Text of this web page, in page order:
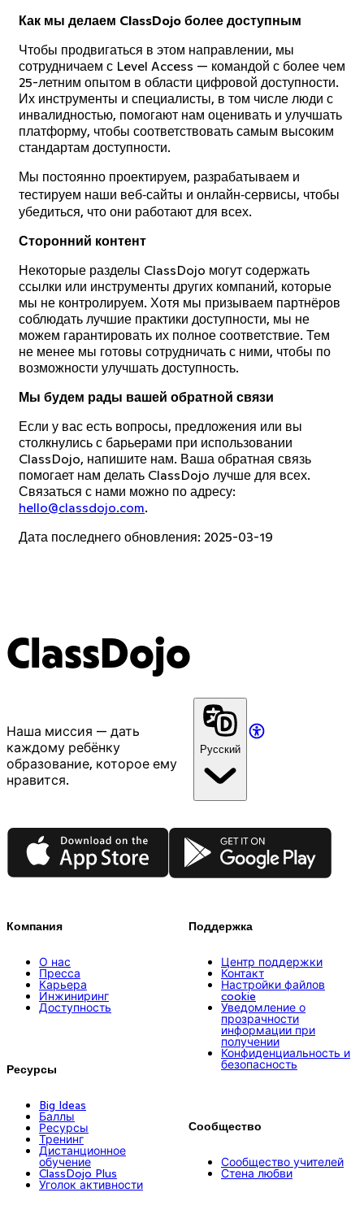
Как мы делаем ClassDojo более доступным
Чтобы продвигаться в этом направлении, мы
сотрудничаем с Level Access — командой с более чем
25-летним опытом в области цифровой доступности.
Их инструменты и специалисты, в том числе люди с
инвалидностью, помогают нам оценивать и улучшать
платформу, чтобы соответствовать самым высоким
стандартам доступности.
Мы постоянно проектируем, разрабатываем и
тестируем наши веб‑сайты и онлайн‑сервисы, чтобы
убедиться, что они работают для всех.
Сторонний контент
Некоторые разделы ClassDojo могут содержать
ссылки или инструменты других компаний, которые
мы не контролируем. Хотя мы призываем партнёров
соблюдать лучшие практики доступности, мы не
можем гарантировать их полное соответствие. Тем
не менее мы готовы сотрудничать с ними, чтобы по
возможности улучшать доступность.
Мы будем рады вашей обратной связи
Если у вас есть вопросы, предложения или вы
столкнулись с барьерами при использовании
ClassDojo, напишите нам. Ваша обратная связь
помогает нам делать ClassDojo лучше для всех.
Связаться с нами можно по адресу:
hello@classdojo.com.
Дата последнего обновления: 2025-03-19
ClassDojo
Наша миссия — дать
каждому ребёнку
образование, которое ему
нравится.
Русский
App Store Google Play
Компания
О нас
Пресса
Карьера
Инжиниринг
Доступность
Ресурсы
Big Ideas
Баллы
Ресурсы
Тренинг
Дистанционное
обучение
ClassDojo Plus
Уголок активности
Поддержка
Центр поддержки
Контакт
Настройки файлов
cookie
Уведомление о
прозрачности
информации при
получении
Конфиденциальность и
безопасность
Сообщество
Сообщество учителей
Стена любви